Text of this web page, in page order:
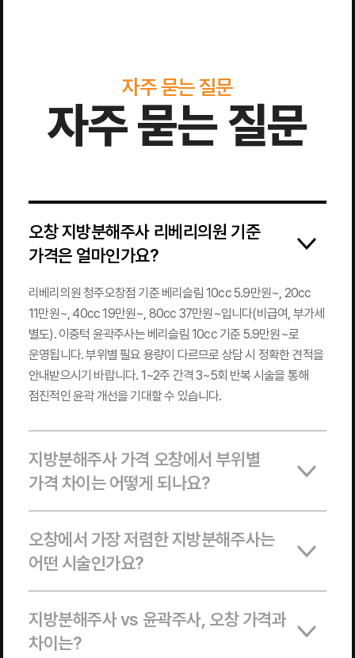
자주 묻는 질문
자주 묻는 질문
오창 지방분해주사 리베리의원 기준
가격은 얼마인가요?
리베리의원 청주오창점 기준 베리슬림 10cc 5.9만원~, 20cc
11만원~, 40cc 19만원~, 80cc 37만원~입니다(비급여, 부가세
별도). 이중턱 윤곽주사는 베리슬림 10cc 기준 5.9만원~로
운영됩니다. 부위별 필요 용량이 다르므로 상담 시 정확한 견적을
안내받으시기 바랍니다. 1~2주 간격 3~5회 반복 시술을 통해
점진적인 윤곽 개선을 기대할 수 있습니다.
지방분해주사 가격 오창에서 부위별
가격 차이는 어떻게 되나요?
오창에서 가장 저렴한 지방분해주사는
어떤 시술인가요?
지방분해주사 vs 윤곽주사, 오창 가격과
차이는?